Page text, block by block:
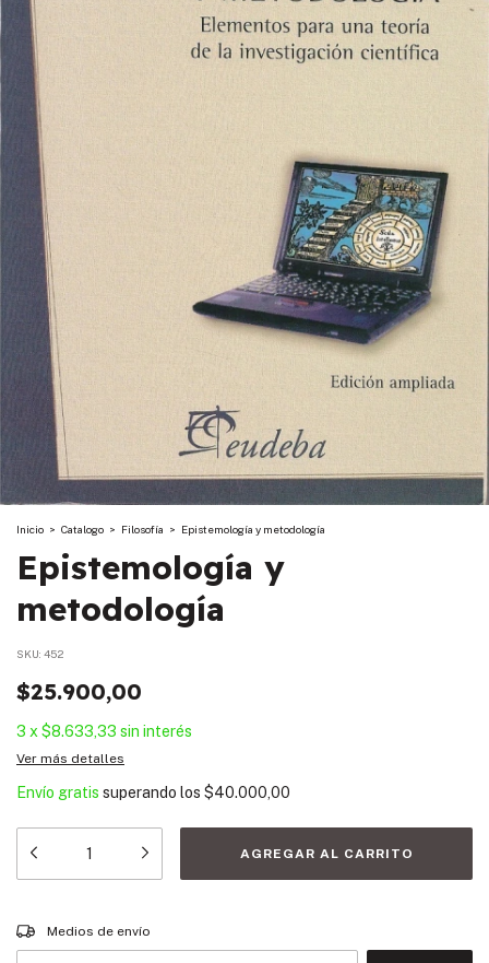
Inicio > Catalogo > Filosofía > Epistemología y metodología
Epistemología y
metodología
SKU: 452
$25.900,00
3 x $8.633,33 sin interés
Ver más detalles
Envío gratis superando los $40.000,00
Entregas para el CP:
Medios de envío